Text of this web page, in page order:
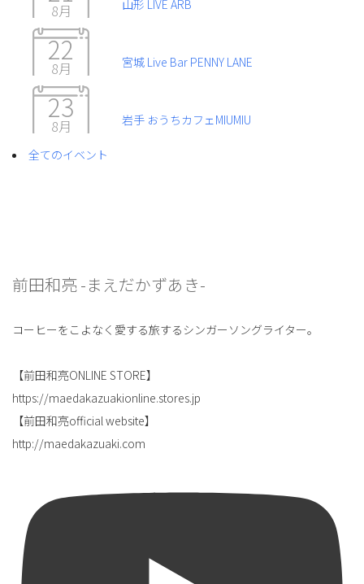
8月 山形 LIVE ARB
22
8月 宮城 Live Bar PENNY LANE
23
8月 岩手 おうちカフェMIUMIU
全てのイベント
前田和亮 -まえだかずあき-
コーヒーをこよなく愛する旅するシンガーソングライター。
【前田和亮ONLINE STORE】
https://maedakazuakionline.stores.jp
【前田和亮official website】
http://maedakazuaki.com